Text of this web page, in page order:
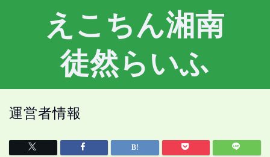
えこちん湘南
徒然らいふ
運営者情報